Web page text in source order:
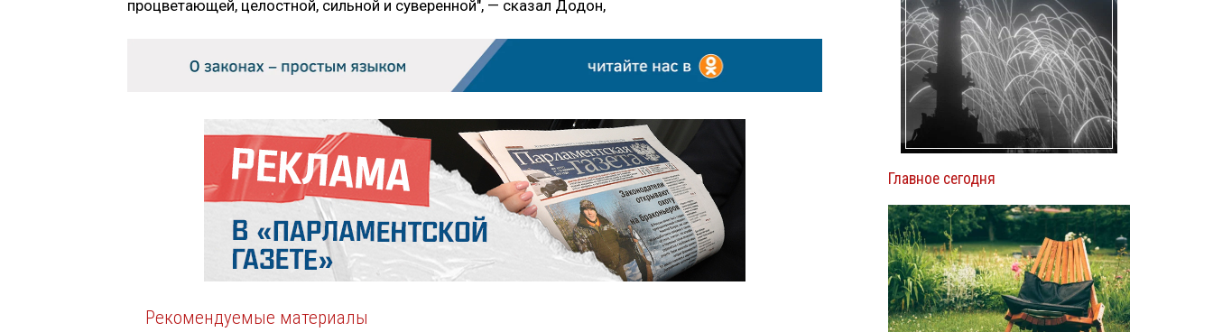
процветающей, целостной, сильной и суверенной", — сказал Додон,
Рекомендуемые материалы
Главное сегодня